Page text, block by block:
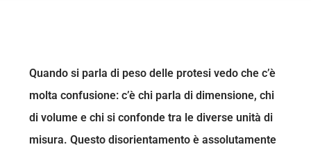
Quando si parla di peso delle protesi vedo che c’è
molta confusione: c’è chi parla di dimensione, chi
di volume e chi si confonde tra le diverse unità di
misura. Questo disorientamento è assolutamente